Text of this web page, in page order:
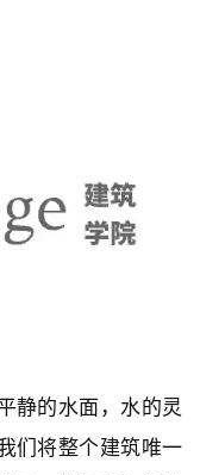
静的水面，水的灵
们将整个建筑唯一